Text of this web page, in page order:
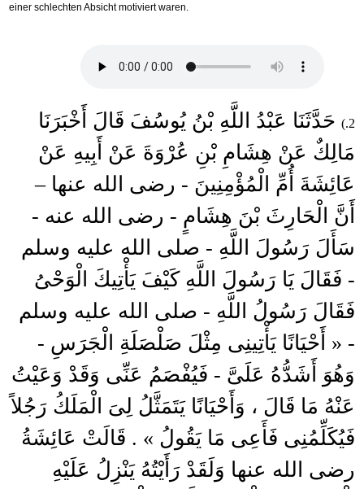
einer schlechten Absicht motiviert waren.
2.)
حَدَّثَنَا عَبْدُ اللَّهِ بْنُ يُوسُفَ قَالَ أَخْبَرَنَا
مَالِكٌ عَنْ هِشَامِ بْنِ عُرْوَةَ عَنْ أَبِيهِ عَنْ
عَائِشَةَ أُمِّ الْمُؤْمِنِينَ - رضى الله عنها –
أَنَّ الْحَارِثَ بْنَ هِشَامٍ - رضى الله عنه -
سَأَلَ رَسُولَ اللَّهِ - صلى الله عليه وسلم
- فَقَالَ يَا رَسُولَ اللَّهِ كَيْفَ يَأْتِيكَ الْوَحْىُ
فَقَالَ رَسُولُ اللَّهِ - صلى الله عليه وسلم
- « أَحْيَانًا يَأْتِينِى مِثْلَ صَلْصَلَةِ الْجَرَسِ -
وَهُوَ أَشَدُّهُ عَلَىَّ - فَيُفْصَمُ عَنِّى وَقَدْ وَعَيْتُ
عَنْهُ مَا قَالَ ، وَأَحْيَانًا يَتَمَثَّلُ لِىَ الْمَلَكُ رَجُلاً
فَيُكَلِّمُنِى فَأَعِى مَا يَقُولُ » . قَالَتْ عَائِشَةُ
رضى الله عنها وَلَقَدْ رَأَيْتُهُ يَنْزِلُ عَلَيْهِ